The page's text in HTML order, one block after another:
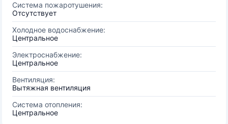
Система пожаротушения:
Отсутствует
Холодное водоснабжение:
Центральное
Электроснабжение:
Центральное
Вентиляция:
Вытяжная вентиляция
Система отопления:
Центральное